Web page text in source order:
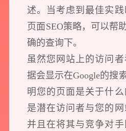
述。当考虑到最佳实
页面SEO策略，可以帮
确的查询下。
虽然您网站上的访问
据会显示在Google的搜
明您的页面是关于什
是潜在访问者与您的网
并且在将其与竞争对